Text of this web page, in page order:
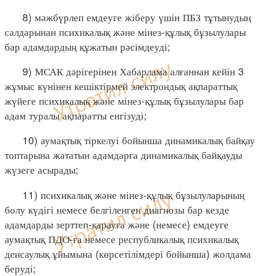
8) мәжбүрлеп емдеуге жіберу үшін ПБЗ тұтынудың
салдарынан психикалық және мінез-құлық бұзылулары
бар адамдардың құжатын рәсімдеуді;
9) МСАК дәрігерінен Хабарлама алғаннан кейін 3
жұмыс күнінен кешіктірмей электрондық ақпараттық
жүйеге психикалық және мінез-құлық бұзылулары бар
адам туралы ақпаратты енгізуді;
10) аумақтық тіркелуі бойынша динамикалық байқау
топтарына жататын адамдарға динамикалық байқауды
жүзеге асырады;
11) психикалық және мінез-құлық бұзылуларының
болу күдігі немесе белгіленген диагнозы бар кезде
адамдарды зерттеп-қарауға және (немесе) емдеуге
аумақтық ПДО-ға немесе республикалық психикалық
денсаулық ұйымына (көрсетілімдері бойынша) жолдама
беруді;